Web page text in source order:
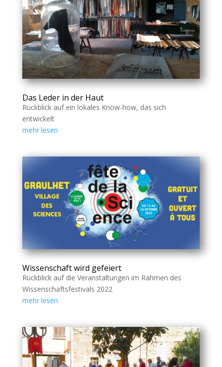
Das Leder in der Haut
Rückblick auf ein lokales Know-how, das sich
entwickelt
mehr lesen
Wissenschaft wird gefeiert
Rückblick auf die Veranstaltungen im Rahmen des
Wissenschaftsfestivals 2022
mehr lesen